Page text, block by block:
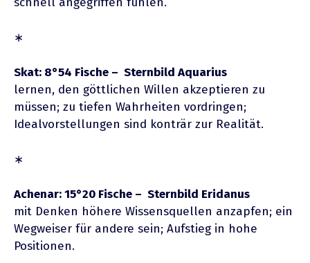
∗
Skat: 8°54 Fische – Sternbild Aquarius
lernen, den göttlichen Willen akzeptieren zu
müssen; zu tiefen Wahrheiten vordringen;
Idealvorstellungen sind konträr zur Realität.
∗
Achenar: 15°20 Fische – Sternbild Eridanus
mit Denken höhere Wissensquellen anzapfen; ein
Wegweiser für andere sein; Aufstieg in hohe
Positionen.